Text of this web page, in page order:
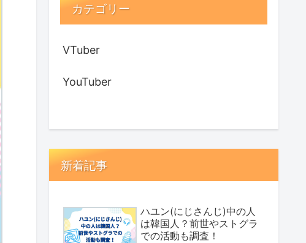
カテゴリー
VTuber
YouTuber
新着記事
ハユン(にじさんじ)中の人
は韓国人？前世やストグラ
での活動も調査！